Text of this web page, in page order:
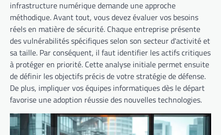
infrastructure numérique demande une approche
méthodique. Avant tout, vous devez évaluer vos besoins
réels en matière de sécurité. Chaque entreprise présente
des vulnérabilités spécifiques selon son secteur d'activité et
sa taille. Par conséquent, il faut identifier les actifs critiques
à protéger en priorité. Cette analyse initiale permet ensuite
de définir les objectifs précis de votre stratégie de défense.
De plus, impliquer vos équipes informatiques dès le départ
favorise une adoption réussie des nouvelles technologies.